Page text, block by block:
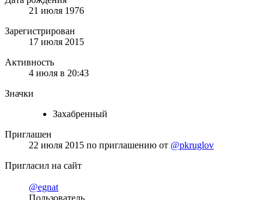
21 июля 1976
Зарегистрирован
17 июля 2015
Активность
4 июля в 20:43
Значки
Захабренный
Приглашен
22 июля 2015 по приглашению от @pkruglov
Пригласил на сайт
@egnat
Пользователь